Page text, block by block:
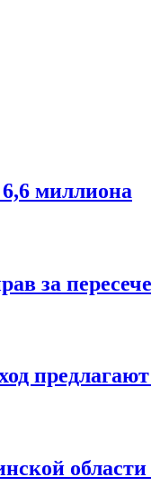
миллиона
за
предлагают